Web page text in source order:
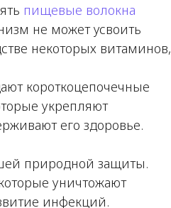
пищевые волокна
не может усвоить
некоторых витаминов,
короткоцепочечные
укрепляют
его здоровье.
природной защиты.
уничтожают
инфекций.